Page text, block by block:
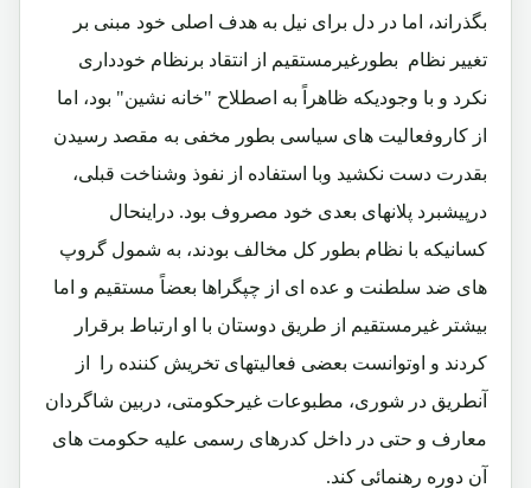
بگذراند، اما در دل برای نیل به هدف اصلی خود مبنی بر
تغییر نظام بطورغیرمستقیم از انتقاد برنظام خودداری
نکرد و با وجودیکه ظاهراً به اصطلاح "خانه نشین" بود، اما
از کاروفعالیت های سیاسی بطور مخفی به مقصد رسیدن
بقدرت دست نکشید وبا استفاده از نفوذ وشناخت قبلی،
درپیشبرد پلانهای بعدی خود مصروف بود. دراینحال
کسانیکه با نظام بطور کل مخالف بودند، به شمول گروپ
های ضد سلطنت و عده ای از چپگراها بعضاً مستقیم و اما
بیشتر غیرمستقیم از طریق دوستان با او ارتباط برقرار
کردند و اوتوانست بعضی فعالیتهای تخریش کننده را از
آنطریق در شوری، مطبوعات غیرحکومتی، دربین شاگردان
معارف و حتی در داخل کدرهای رسمی علیه حکومت های
آن دوره رهنمائی کند.